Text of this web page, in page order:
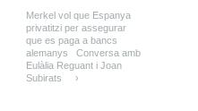
Merkel vol que Espanya
privatitzi per assegurar
que es paga a bancs
alemanys Conversa amb
Eulàlia Reguant i Joan
Subirats ›